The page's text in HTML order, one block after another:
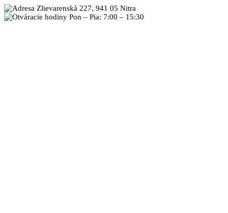
Zlievarenská 227, 941 05 Nitra
Pon – Pia: 7:00 – 15:30